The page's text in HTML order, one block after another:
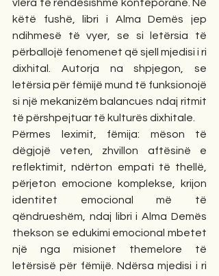
vlera të rëndësishme konteporane. Në
këtë fushë, libri i Alma Demës jep
ndihmesë të vyer, se si letërsia të
përballojë fenomenet që sjell mjedisi i ri
dixhital. Autorja na shpjegon, se
letërsia për fëmijë mund të funksionojë
si një mekanizëm balancues ndaj ritmit
të përshpejtuar të kulturës dixhitale.
Përmes leximit, fëmija: mëson të
dëgjojë veten, zhvillon aftësinë e
reflektimit, ndërton empati të thellë,
përjeton emocione komplekse, krijon
identitet emocional më të
qëndrueshëm, ndaj libri i Alma Demës
thekson se edukimi emocional mbetet
një nga misionet themelore të
letërsisë për fëmijë. Ndërsa mjedisi i ri